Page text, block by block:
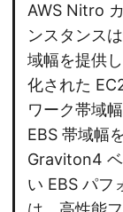
AWS Nitro
ンスタンス
域幅を提供
化された
ワーク帯域
EBS 帯域幅
Graviton4
い EBS パフ